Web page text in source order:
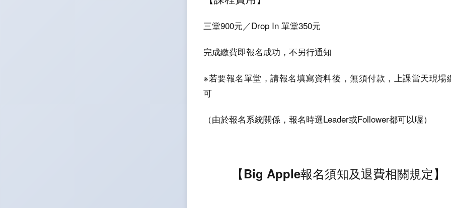
三堂900元／Drop In 單堂350元
完成繳費即報名成功，不另行通知
※若要報名單堂，請報名填寫資料後，無須付款，上課當天現場
可
（由於報名系統關係，報名時選Leader或Follower都可以喔）
【Big Apple報名須知及退費相關規定】